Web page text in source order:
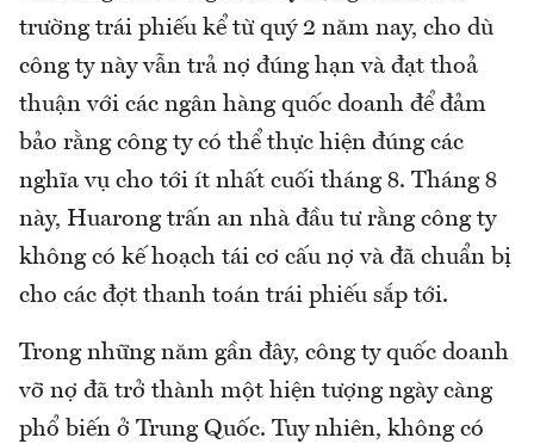
trường trái phiếu kể từ quý 2 năm nay, cho dù
công ty này vẫn trả nợ đúng hạn và đạt thoả
thuận với các ngân hàng quốc doanh để đảm
bảo rằng công ty có thể thực hiện đúng các
nghĩa vụ cho tới ít nhất cuối tháng 8. Tháng 8
này, Huarong trấn an nhà đầu tư rằng công ty
không có kế hoạch tái cơ cấu nợ và đã chuẩn bị
cho các đợt thanh toán trái phiếu sắp tới.
Trong những năm gần đây, công ty quốc doanh
vỡ nợ đã trở thành một hiện tượng ngày càng
phổ biến ở Trung Quốc. Tuy nhiên, không có